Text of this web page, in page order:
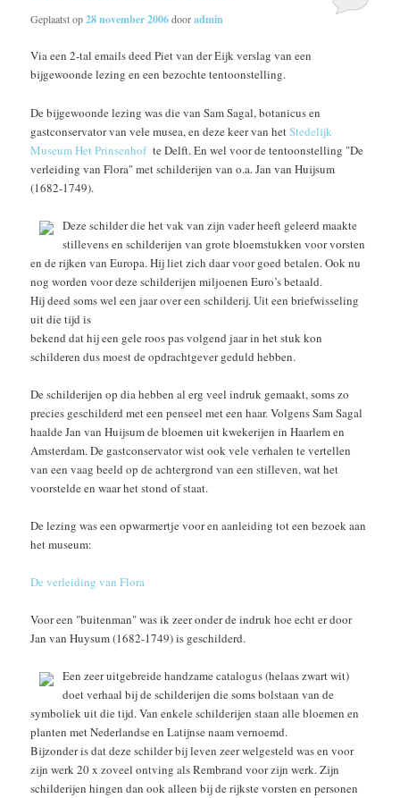
Geplaatst op28 november 2006dooradmin
Via een 2-tal emails deed Piet van der Eijk verslag van een
bijgewoonde lezing en een bezochte tentoonstelling.
De bijgewoonde lezing was die van Sam Sagal, botanicus en
gastconservator van vele musea, en deze keer van hetStedelijk
Museum Het Prinsenhofte Delft. En wel voor de tentoonstelling "De
verleiding van Flora" met schilderijen van o.a. Jan van Huijsum
(1682-1749).
Deze schilder die het vak van zijn vader heeft geleerd maakte
stillevens en schilderijen van grote bloemstukken voor vorsten
en de rijken van Europa. Hij liet zich daar voor goed betalen. Ook nu
nog worden voor deze schilderijen miljoenen Euro’s betaald.
Hij deed soms wel een jaar over een schilderij. Uit een briefwisseling
uit die tijd is
bekend dat hij een gele roos pas volgend jaar in het stuk kon
schilderen dus moest de opdrachtgever geduld hebben.
De schilderijen op dia hebben al erg veel indruk gemaakt, soms zo
precies geschilderd met een penseel met een haar. Volgens Sam Sagal
haalde Jan van Huijsum de bloemen uit kwekerijen in Haarlem en
Amsterdam. De gastconservator wist ook vele verhalen te vertellen
van een vaag beeld op de achtergrond van een stilleven, wat het
voorstelde en waar het stond of staat.
De lezing was een opwarmertje voor en aanleiding tot een bezoek aan
het museum:
De verleiding van Flora
Voor een "buitenman" was ik zeer onder de indruk hoe echt er door
Jan van Huysum (1682-1749) is geschilderd.
Een zeer uitgebreide handzame catalogus (helaas zwart wit)
doet verhaal bij de schilderijen die soms bolstaan van de
symboliek uit die tijd. Van enkele schilderijen staan alle bloemen en
planten met Nederlandse en Latijnse naam vernoemd.
Bijzonder is dat deze schilder bij leven zeer welgesteld was en voor
zijn werk 20 x zoveel ontving als Rembrand voor zijn werk. Zijn
schilderijen hingen dan ook alleen bij de rijkste vorsten en personen